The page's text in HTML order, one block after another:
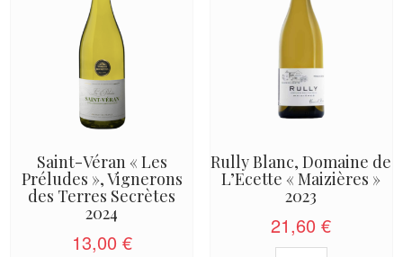
Saint-Véran « Les
Préludes », Vignerons
des Terres Secrètes
2024
13,00 €
Rully Blanc, Domaine de
L’Ecette « Maizières »
2023
21,60€